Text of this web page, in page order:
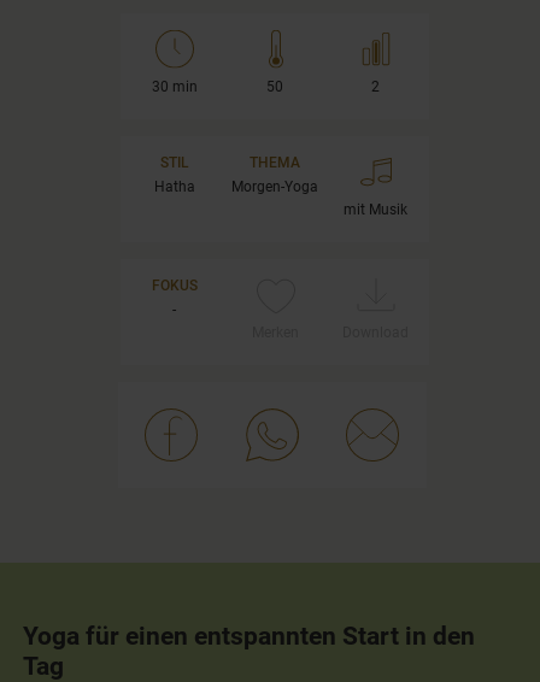
30 min 50 2
STIL
Hatha
THEMA
Morgen-Yoga
mit Musik
FOKUS
-
Yoga für einen entspannten Start in den
Tag